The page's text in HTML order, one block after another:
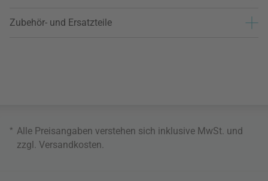
Zubehör- und Ersatzteile
* Alle Preisangaben verstehen sich inklusive MwSt. und
zzgl. Versandkosten